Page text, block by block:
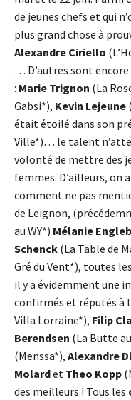
de jeunes chefs et qui
plus grand chose à
Alexandre Ciriello
… D’autres sont
: Marie Trignon (La
Gabsi*), Kevin Lejeune
était étoilé dans son
Ville*)… le talent
volonté de mettre des
femmes. D’ailleurs, on
comment ne pas
de Leignon,
au WY*) Mélanie
Schenck (La Table de
Gré du Vent*), toutes
il y a évidemment une
confirmés et réputés à
Villa Lorraine*), Filip
Berendsen (La Butte
(Menssa*), Alexandre
Molardet Theo Kopp
des meilleurs ! Tous les